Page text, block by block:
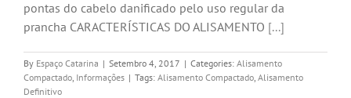
pontas do cabelo danificado pelo uso regular da
prancha CARACTERÍSTICAS DO ALISAMENTO [...]
By Espaço Catarina | Setembro 4, 2017 | Categories: Alisamento
Compactado Informações | Tags: Alisamento Compactado Alisamento
Definitivo